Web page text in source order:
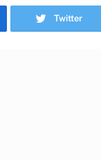
Twitter